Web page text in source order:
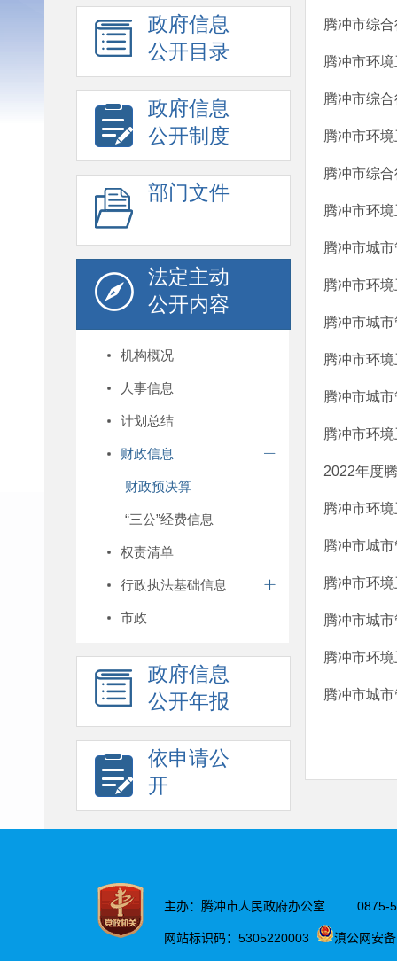
政府信息
公开目录
政府信息
公开制度
部门文件
法定主动
公开内容
机构概况
人事信息
计划总结
财政信息
财政预决算
“三公”经费信息
权责清单
行政执法基础信息
市政
政府信息
公开年报
依申请公
开
腾冲市综
腾冲市环
腾冲市综
腾冲市环
腾冲市综
腾冲市环
腾冲市城
腾冲市环
腾冲市城
腾冲市环
腾冲市城
腾冲市环
2022年度
腾冲市环
腾冲市城
腾冲市环
腾冲市城
腾冲市环
腾冲市城